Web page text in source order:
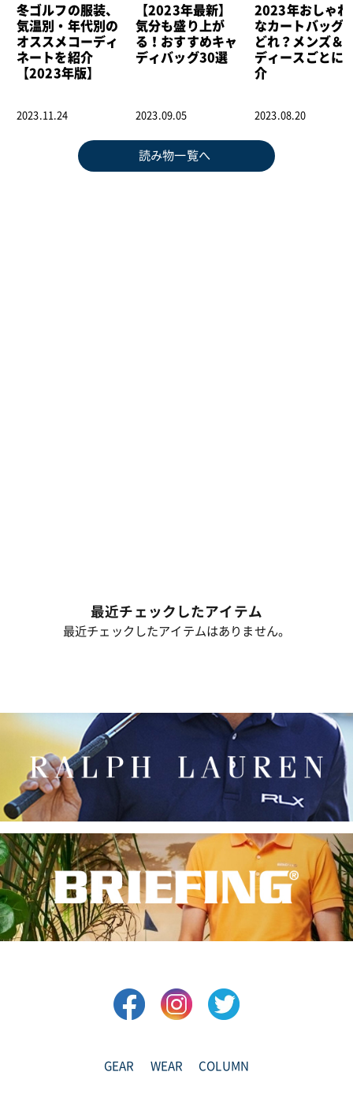
冬ゴルフの服装、
気温別・年代別の
オススメコーディ
ネートを紹介
【2023年版】
2023.11.24
【2023年最新】
気分も盛り上が
る！おすすめキャ
ディバッグ30選
2023.09.05
2023年おしゃれ
なカートバッグ
どれ？メンズ＆
ディースごとに
介
2023.08.20
読み物一覧へ
最近チェックしたアイテム
最近チェックしたアイテムはありません。
GEAR WEAR COLUMN